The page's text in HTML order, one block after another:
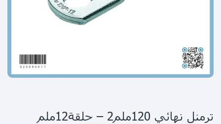
ترمنل نهائي 120ملم2 – حلقة12ملم